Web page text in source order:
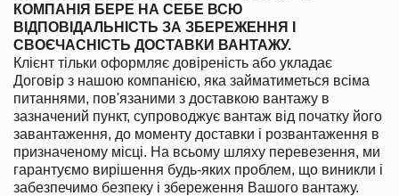
КОМПАНІЯ БЕРЕ НА СЕБЕ ВСЮ
ВІДПОВІДАЛЬНІСТЬ ЗА ЗБЕРЕЖЕННЯ І
СВОЄЧАСНІСТЬ ДОСТАВКИ ВАНТАЖУ.
Клієнт тільки оформляє довіреність або укладає
Договір з нашою компанією, яка займатиметься всіма
питаннями, пов'язаними з доставкою вантажу в
зазначений пункт, супроводжує вантаж від початку його
завантаження, до моменту доставки і розвантаження в
призначеному місці. На всьому шляху перевезення, ми
гарантуємо вирішення будь-яких проблем, що виникли і
забезпечимо безпеку і збереження Вашого вантажу.